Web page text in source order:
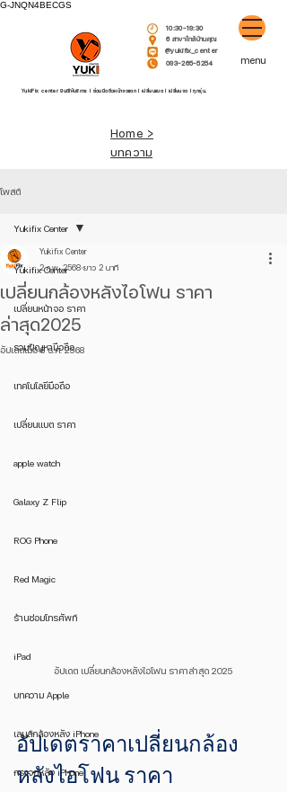
G-JNQN4BECGS
10:30-19:30
6 สาขาใกล้บ้านคุณ
@yukifix_center
093-265-5254
YukiFix center ยินดีให้บริการ l ซ่อมมือถือหน้าจอแตก l เปลี่ยนแบต l เปลี่ยนจอ l ทุกรุ่น.
menu
Home >
บทความ
โพสต์
Yukifix Center
เปลี่ยนหน้าจอ ราคา
รวมปัญหามือถือ
เทคโนโลยีมือถือ
เปลี่ยนแบต ราคา
apple watch
Galaxy Z Flip
ROG Phone
Red Magic
ร้านซ่อมโทรศัพท์
iPad
บทความ Apple
เลนส์กล้องหลัง iPhone
กระจกหลัง iPhone
Yukifix Center
เปลี่ยนกล้องหลังไอโฟน ราคา
ล่าสุด2025
Yukifix Center
2 ก.พ. 2568 ยาว 2 นาที
อัปเดตเมื่อ8 ธ.ค. 2568
อัปเดต เปลี่ยนกล้องหลังไอโฟน ราคาล่าสุด 2025
อัปเดตราคาเปลี่ยนกล้อง
หลังไอโฟน ราคา